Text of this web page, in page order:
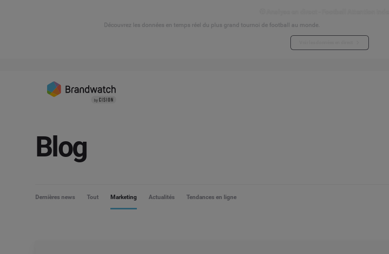
Découvrez les données en temps réel du plus grand tournoi de football au monde.
Blog
Dernières news Tout Marketing Actualités Tendances en ligne